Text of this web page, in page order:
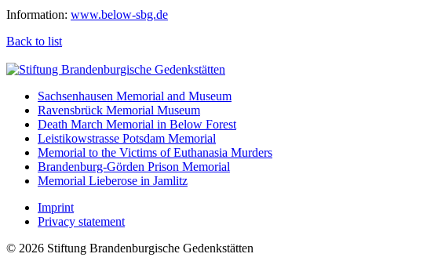
Information: www.below-sbg.de
Back to list
Sachsenhausen Memorial and Museum
Ravensbrück Memorial Museum
Death March Memorial in Below Forest
Leistikowstrasse Potsdam Memorial
Memorial to the Victims of Euthanasia Murders
Brandenburg-Görden Prison Memorial
Memorial Lieberose in Jamlitz
Imprint
Privacy statement
© 2026 Stiftung Brandenburgische Gedenkstätten